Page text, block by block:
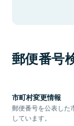
郵便番号
市町村変更情報
郵便番号を公表した
しています。